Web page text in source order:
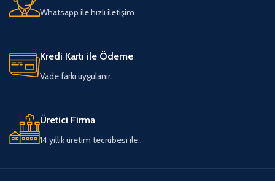
Whatsapp ile hızlı iletişim
Kredi Kartı ile Ödeme
Vade farkı uygulanır.
Üretici Firma
14 yıllık üretim tecrübesi ile..